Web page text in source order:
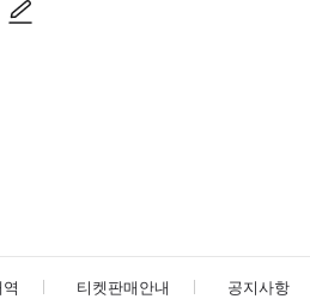
티켓판매안내 공지사항